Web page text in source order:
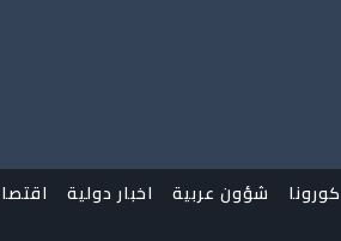
كورونا شؤون عربية اخبار دولية